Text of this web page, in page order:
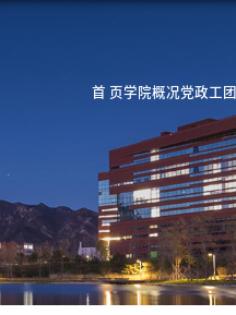
首 页学院概况党政工团